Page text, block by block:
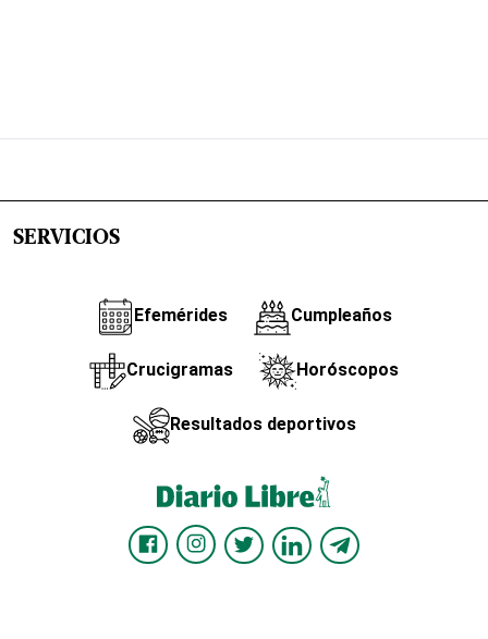
SERVICIOS
Efemérides Cumpleaños
Crucigramas Horóscopos
Resultados deportivos